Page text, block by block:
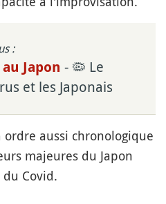
:
Japon - 🦠 Le
et les Japonais
aussi chronologique
majeures du Japon
Covid.